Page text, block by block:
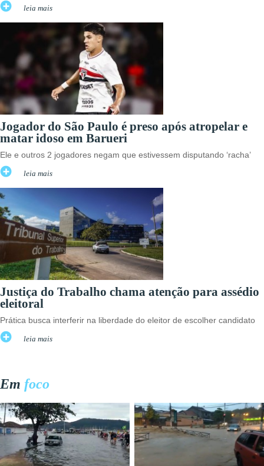
leia mais
Jogador do São Paulo é preso após atropelar e
matar idoso em Barueri
Ele e outros 2 jogadores negam que estivessem disputando ‘racha’
leia mais
Justiça do Trabalho chama atenção para assédio
eleitoral
Prática busca interferir na liberdade do eleitor de escolher candidato
leia mais
Em foco